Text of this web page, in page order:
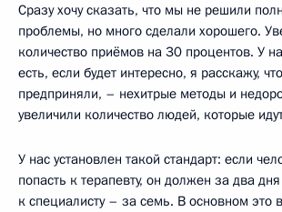
Сразу хочу сказать, что мы не решили
проблемы, но много сделали хорошего.
количество приёмов на 30 процентов. У
есть, если будет интересно, я расскажу,
предприняли, – нехитрые методы и
увеличили количество людей, которые
У нас установлен такой стандарт: если
попасть к терапевту, он должен за два
к специалисту – за семь. В основном это